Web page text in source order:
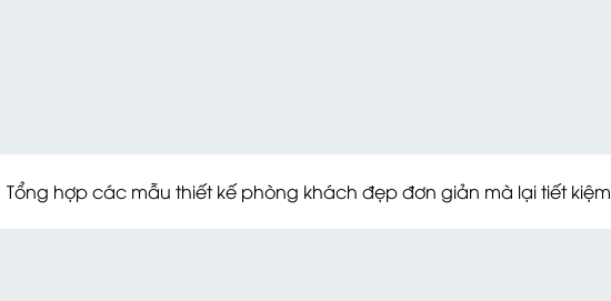
mẫu thiết kế phòng khách đẹp đơn giản mà lại tiết kiệm